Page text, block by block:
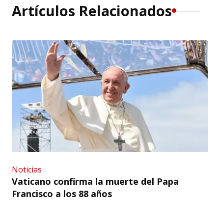
Artículos Relacionados
Noticias
Vaticano confirma la muerte del Papa
Francisco a los 88 años